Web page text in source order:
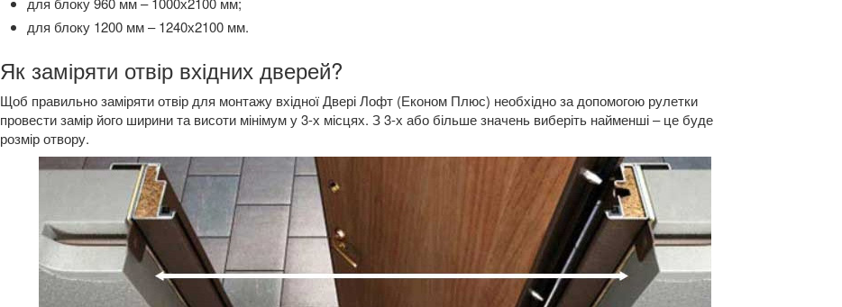
для блоку 1200 мм – 1240х2100 мм.
Як заміряти отвір вхідних дверей?
Щоб правильно заміряти отвір для монтажу вхідної Двері Лофт (Економ Плюс) необхідно за допомогою рулетки
провести замір його ширини та висоти мінімум у 3-х місцях. З 3-х або більше значень виберіть найменші – це буде
розмір отвору.